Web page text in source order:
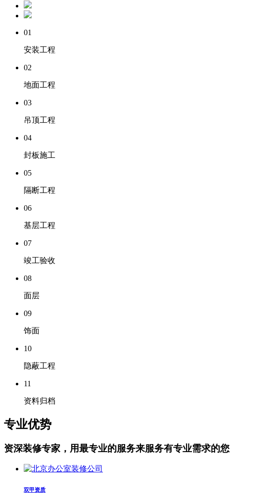
01
安装工程
02
地面工程
03
吊顶工程
04
封板施工
05
隔断工程
06
基层工程
07
竣工验收
08
面层
09
饰面
10
隐蔽工程
11
资料归档
专业优势
资深装修专家，用最专业的服务来服务有专业需求的您
双甲资质